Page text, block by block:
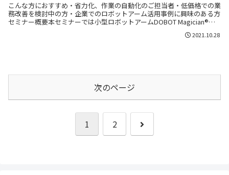
こんな方におすすめ・省力化、作業の自動化のご担当者・低価格での業
務改善を検討中の方・企業でのロボットアーム活用事例に興味のある方
セミナー概要本セミナーでは小型ロボットアームDOBOT Magician®を
2021.10.28
次のページ
1 2
次